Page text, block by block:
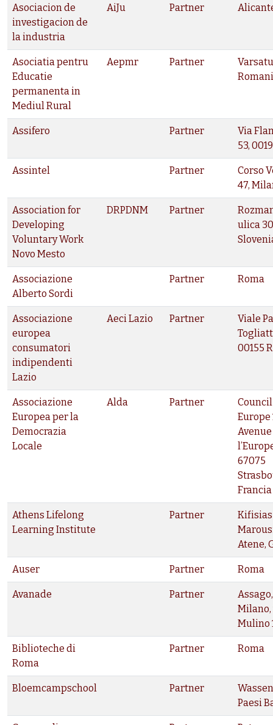
Asociacion de
investigacion de
la industria
AiJu Partner
Asociatia pentru
Educatie
permanenta in
Mediul Rural
Aepmr Partner
Assifero Partner
Via
53,
Assintel Partner
Corso
47,
Association for
Developing
Voluntary Work
Novo Mesto
DRPDNM Partner
ulica
Associazione
Alberto Sordi
Partner Roma
Associazione
europea
consumatori
indipendenti
Lazio
Aeci Lazio Partner
Viale
00155
Associazione
Europea per la
Democrazia
Locale
Alda Partner
Europe
67075
Francia
Athens Lifelong
Learning Institute
Partner
Kifisias
Atene,
Auser Partner Roma
Avanade Partner
Assago,
Mulino
Biblioteche di
Roma
Partner Roma
Bloemcampschool Partner
Paesi